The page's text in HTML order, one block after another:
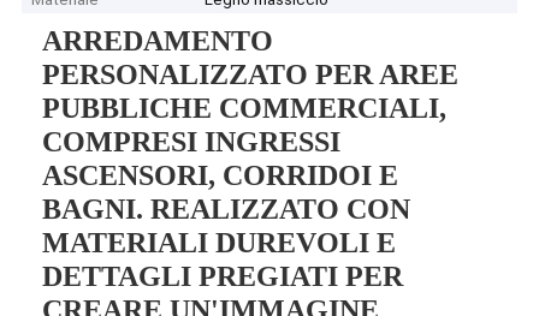
ARREDAMENTO
PERSONALIZZATO PER AREE
PUBBLICHE COMMERCIALI,
COMPRESI INGRESSI
ASCENSORI, CORRIDOI E
BAGNI. REALIZZATO CON
MATERIALI DUREVOLI E
DETTAGLI PREGIATI PER